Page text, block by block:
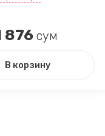
876сум
В корзину